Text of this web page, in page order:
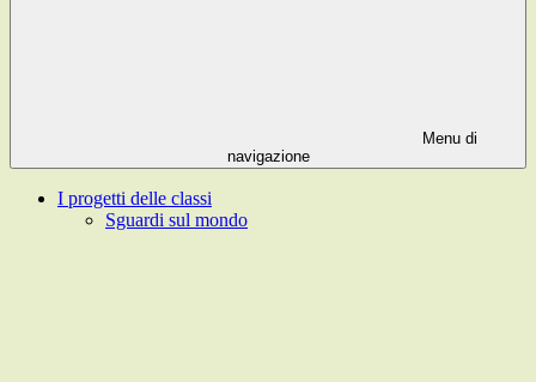
Menu di
navigazione
I progetti delle classi
Sguardi sul mondo